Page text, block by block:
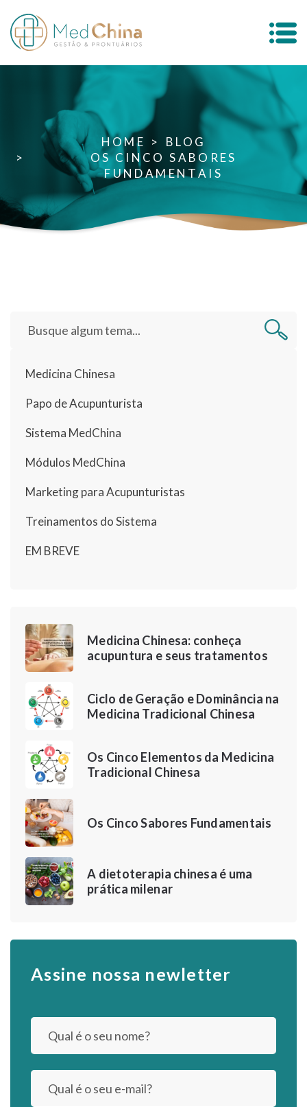
HOME
BLOG
OS CINCO SABORES
FUNDAMENTAIS
Medicina Chinesa
Papo de Acupunturista
Sistema MedChina
Módulos MedChina
Marketing para Acupunturistas
Treinamentos do Sistema
EM BREVE
Medicina Chinesa: conheça
acupuntura e seus tratamentos
Ciclo de Geração e Dominância na
Medicina Tradicional Chinesa
Os Cinco Elementos da Medicina
Tradicional Chinesa
Os Cinco Sabores Fundamentais
A dietoterapia chinesa é uma
prática milenar
Assine nossa newletter